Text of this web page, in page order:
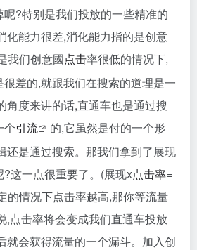
?特别是我们投放的一些精准的
化能力很差,消化能力指的是创意
我们创意國点击率很低的情况下,
差的,就跟我们在搜索的道理是一
角度来讲的话,直通车也是通过搜
个引流
的,它虽然是付的一个形
还是通过搜索。那我们拿到了展现
这一点很重要了。(展现x点击率=
的情况下点击率越高,那你等流量
,点击率将会变成我们直通车投放
就会获得流量的一个漏斗。加入创